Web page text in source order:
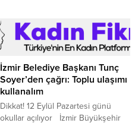
İzmir Belediye Başkanı Tunç
Soyer’den çağrı: Toplu ulaşımı
kullanalım
Dikkat! 12 Eylül Pazartesi günü
okullar açılıyor İzmir Büyükşehir